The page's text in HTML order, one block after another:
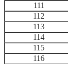
111
112
113
114
115
116